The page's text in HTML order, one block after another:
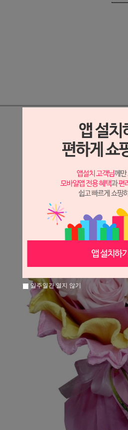
상세정보 새창
※ 필독해주세
장미는 시세 변동에 따라 가
문의 후 주문 바
일주일간 열지 않기